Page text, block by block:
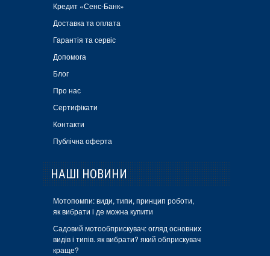
Кредит «Сенс-Банк»
Доставка та оплата
Гарантія та сервіс
Допомога
Блог
Про нас
Сертифікати
Контакти
Публічна оферта
НАШІ НОВИНИ
Мотопомпи: види, типи, принцип роботи,
як вибрати і де можна купити
Садовий мотообприскувач: огляд основних
видів і типів. як вибрати? який обприскувач
краще?